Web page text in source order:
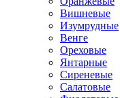
Вишневые
Изумрудные
Венге
Ореховые
Янтарные
Сиреневые
Салатовые